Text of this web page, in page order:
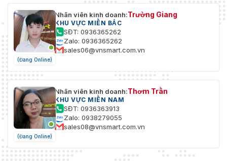
(Đang Online)
Nhân viên kinh doanh:Trường Giang
KHU VỰC MIỀN BẮC
SĐT: 0936365262
Zalo: 0936365262
sales06@vnsmart.com.vn
(Đang Online)
Nhân viên kinh doanh:Thơm Trần
KHU VỰC MIỀN NAM
SĐT: 0936363913
Zalo: 0938279055
sales08@vnsmart.com.vn